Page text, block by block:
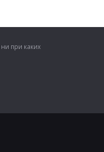
при каких